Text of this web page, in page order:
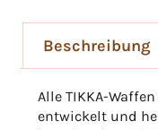
Beschreibung
Alle TIKKA-
entwickelt und